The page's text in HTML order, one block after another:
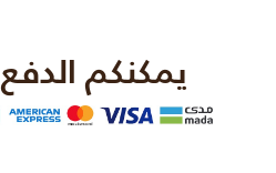
يمكنكم الدفع